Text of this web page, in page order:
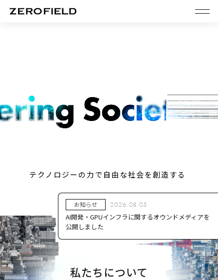
テクノロジーの力で自由な社会を創造する
お知らせ 2026.08.05
AI開発・GPUインフラに関するオウンドメディアを
公開しました
私たちについて